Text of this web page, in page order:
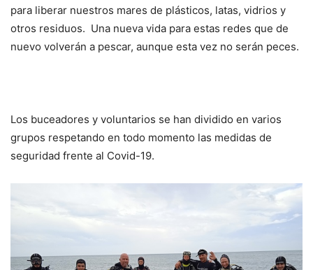
para liberar nuestros mares de plásticos, latas, vidrios y
otros residuos. Una nueva vida para estas redes que de
nuevo volverán a pescar, aunque esta vez no serán peces.
Los buceadores y voluntarios se han dividido en varios
grupos respetando en todo momento las medidas de
seguridad frente al Covid-19.